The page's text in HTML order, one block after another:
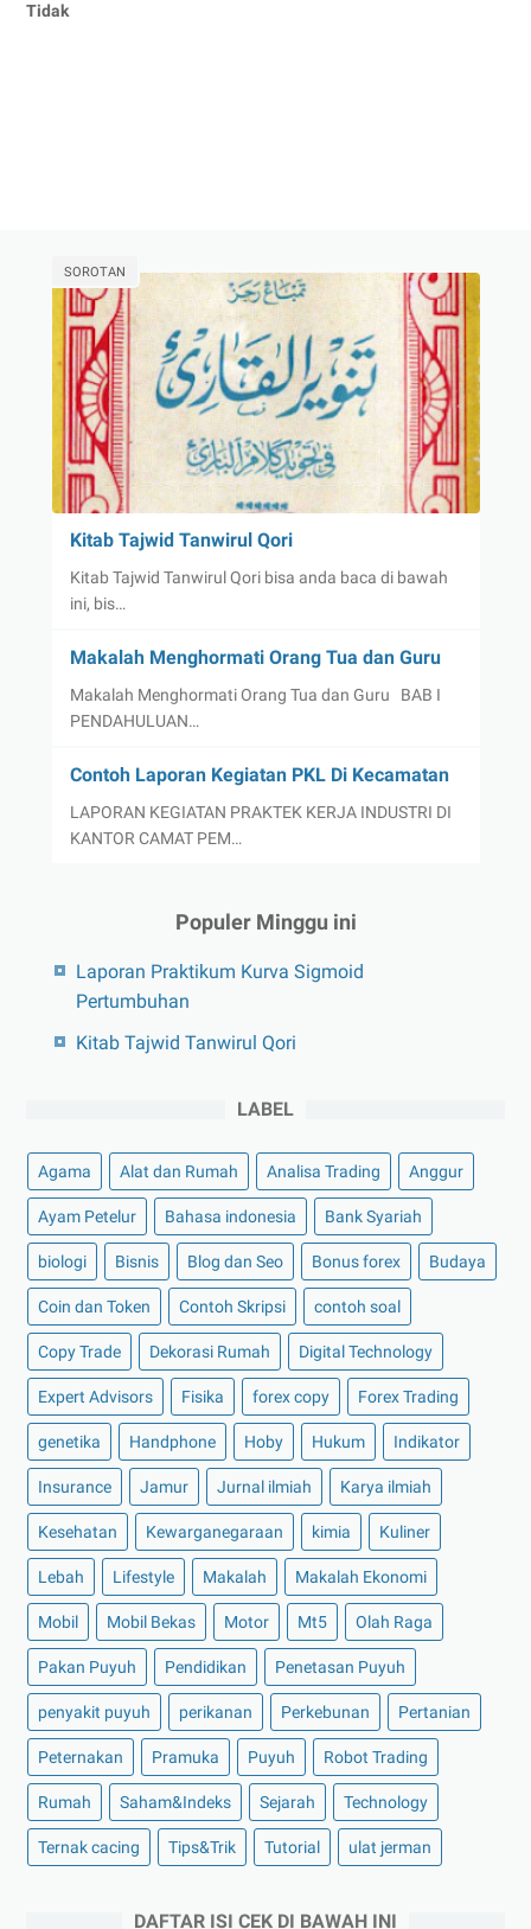
Tidak
SOROTAN
Kitab Tajwid Tanwirul Qori
Kitab Tajwid Tanwirul Qori bisa anda baca di bawah
ini, bis…
Makalah Menghormati Orang Tua dan Guru
Makalah Menghormati Orang Tua dan Guru BAB I
PENDAHULUAN…
Contoh Laporan Kegiatan PKL Di Kecamatan
LAPORAN KEGIATAN PRAKTEK KERJA INDUSTRI DI
KANTOR CAMAT PEM…
Populer Minggu ini
Laporan Praktikum Kurva Sigmoid
Pertumbuhan
Kitab Tajwid Tanwirul Qori
LABEL
Agama Alat dan Rumah Analisa Trading Anggur
Ayam Petelur Bahasa indonesia Bank Syariah
biologi Bisnis Blog dan Seo Bonus forex Budaya
Coin dan Token Contoh Skripsi contoh soal
Copy Trade Dekorasi Rumah Digital Technology
Expert Advisors Fisika forex copy Forex Trading
genetika Handphone Hoby Hukum Indikator
Insurance Jamur Jurnal ilmiah Karya ilmiah
Kesehatan Kewarganegaraan kimia Kuliner
Lebah Lifestyle Makalah Makalah Ekonomi
Mobil Mobil Bekas Motor Mt5 Olah Raga
Pakan Puyuh Pendidikan Penetasan Puyuh
penyakit puyuh perikanan Perkebunan Pertanian
Peternakan Pramuka Puyuh Robot Trading
Rumah Saham&Indeks Sejarah Technology
Ternak cacing Tips&Trik Tutorial ulat jerman
DAFTAR ISI CEK DI BAWAH INI